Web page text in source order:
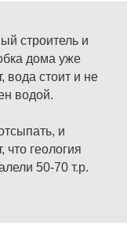
строитель и
дома уже
вода стоит и не
водой.
и
геология
50-70 т.р.